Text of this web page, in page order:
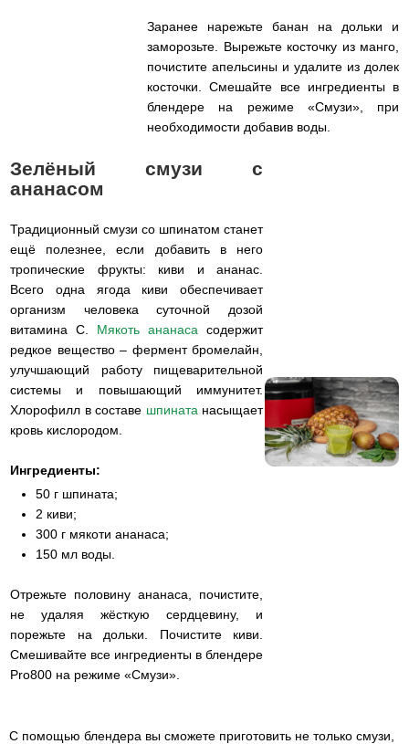
Заранее нарежьте банан на дольки и
заморозьте. Вырежьте косточку из манго,
почистите апельсины и удалите из долек
косточки. Смешайте все ингредиенты в
блендере на режиме «Смузи», при
необходимости добавив воды.
Зелёный смузи с
ананасом
Традиционный смузи со шпинатом станет
ещё полезнее, если добавить в него
тропические фрукты: киви и ананас.
Всего одна ягода киви обеспечивает
организм человека суточной дозой
витамина C. Мякоть ананаса содержит
редкое вещество – фермент бромелайн,
улучшающий работу пищеварительной
системы и повышающий иммунитет.
Хлорофилл в составе шпината насыщает
кровь кислородом.
Ингредиенты:
50 г шпината;
2 киви;
300 г мякоти ананаса;
150 мл воды.
Отрежьте половину ананаса, почистите,
не удаляя жёсткую сердцевину, и
порежьте на дольки. Почистите киви.
Смешивайте все ингредиенты в блендере
Pro800 на режиме «Смузи».
С помощью блендера вы сможете приготовить не только смузи,